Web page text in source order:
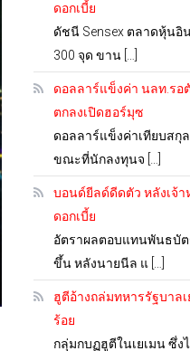
ดอกเบี้ย
ดัชนี Sensex ตลาดหุ้นอิ
300 จุด ขาน […]
ดอลลาร์แข็งค่า นลท.รอ
ตกลงเปิดฮอร์มุซ
ดอลลาร์แข็งค่าเทียบสกุ
ขณะที่นักลงทุนจ […]
บอนด์ยีลด์ดีดตัว หลังเจ้
ดอกเบี้ย
อัตราผลตอบแทนพันธบั
ขึ้น หลังนายนีล แ […]
ฮูตีอ้างถล่มทหารรัฐบาลเ
ร้อย
กลุ่มกบฏฮูตีในเยเมน ซึ่